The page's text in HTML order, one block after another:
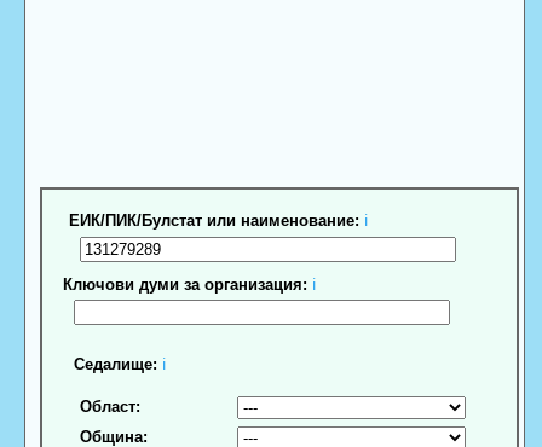
ЕИК/ПИК/Булстат или наименование: ℹ
Ключови думи за организация: ℹ
Седалище: ℹ
Област:
Община: